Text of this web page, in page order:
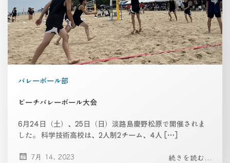
バレーボール部
ビーチバレーボール大会
6月24日（土）、25日（日）淡路島慶野松原で開催されま
した。 科学技術高校は、2人制2チーム、4人 […]
7月 14, 2023 続きを読む...